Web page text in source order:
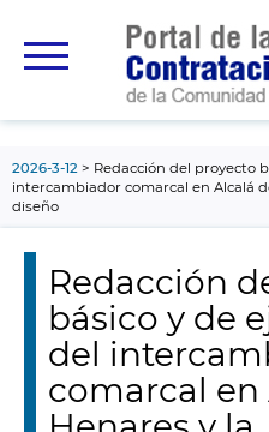
principal
2026-3-12
Redacción del proyecto
intercambiador comarcal en Alcalá
diseño
Redacción
básico y de
del
comarcal en